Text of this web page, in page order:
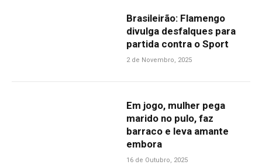
Brasileirão: Flamengo
divulga desfalques para
partida contra o Sport
2 de Novembro, 2025
Em jogo, mulher pega
marido no pulo, faz
barraco e leva amante
embora
16 de Outubro, 2025